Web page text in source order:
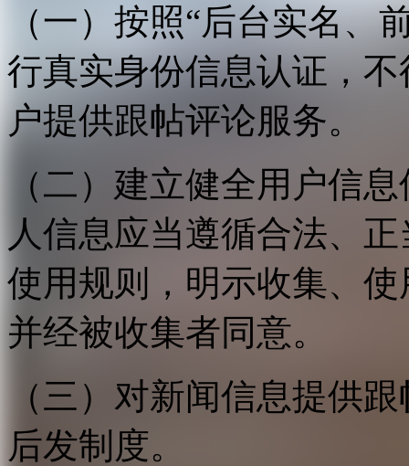
（一）按照“后台实名、
行真实身份信息认证，
户提供跟帖评论服务。
（二）建立健全用户信
人信息应当遵循合法、
使用规则，明示收集、
并经被收集者同意。
（三）对新闻信息提供
后发制度。